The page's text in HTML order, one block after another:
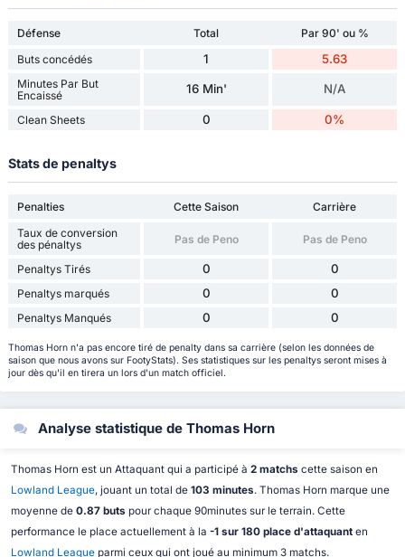
Défense Total
Par 90' ou %
Buts concédés
1 5.63
Minutes Par But
Encaissé
16 Min' N/A
Clean Sheets 0 0%
Stats de penaltys
Penalties Cette Saison
Carrière
Taux de conversion
des pénaltys
Pas de Peno Pas de Peno
Penaltys Tirés 0 0
Penaltys marqués 0 0
Penaltys Manqués 0 0
Thomas Horn n'a pas encore tiré de penalty dans sa carrière (selon les données de
saison que nous avons sur FootyStats). Ses statistiques sur les penaltys seront mises à
jour dès qu'il en tirera un lors d'un match officiel.
Analyse statistique de Thomas Horn
Thomas Horn est un Attaquant qui a participé à 2 matchs cette saison en
Lowland League, jouant un total de 103 minutes. Thomas Horn marque une
moyenne de 0.87 buts pour chaque 90minutes sur le terrain. Cette
performance le place actuellement à la -1 sur 180 place d'attaquanten
Lowland Leagueparmi ceux qui ont joué au minimum 3 matchs.